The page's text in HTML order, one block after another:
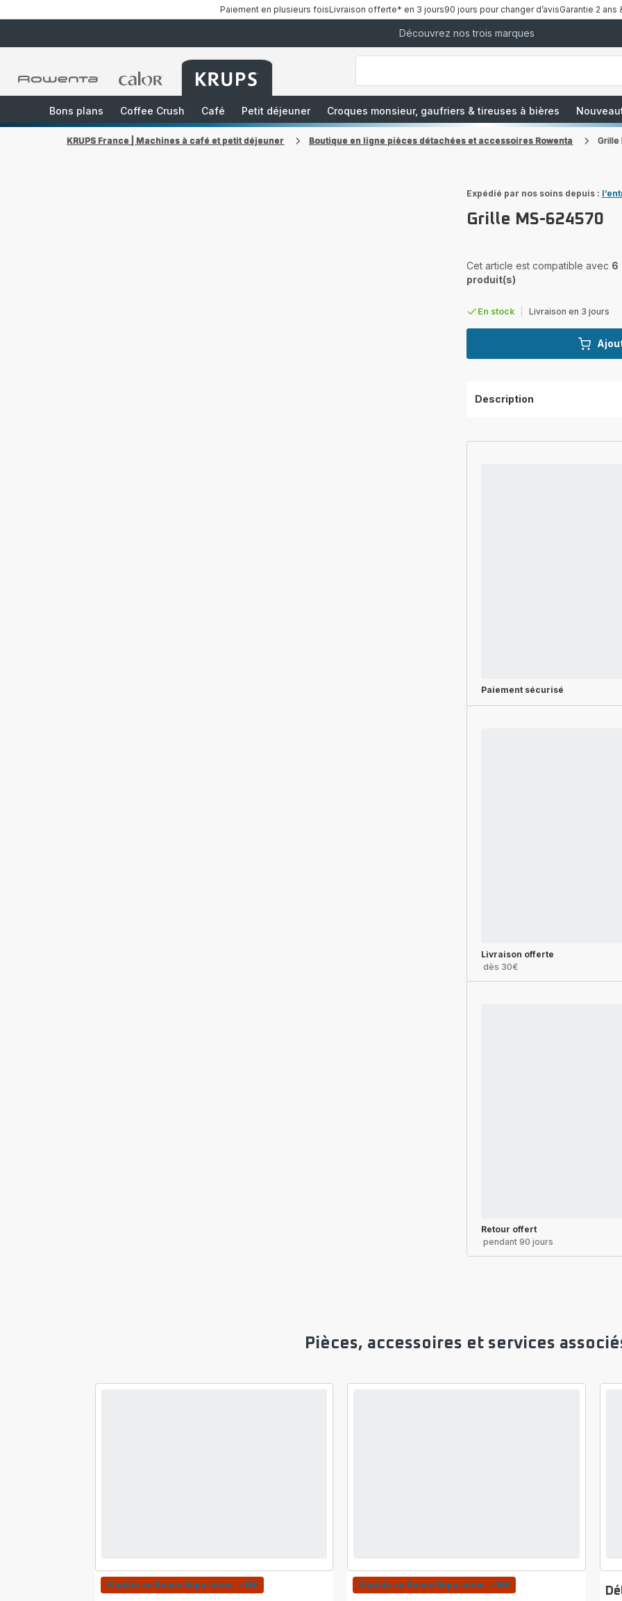
Paiement en plusieurs foisLivraison offerte* en 3 jours90 jours pour changer d’avisGarantie 2 ans
Découvrez nos trois marques
Accueil
Accueil
Accueil
["Que
recherchez-
Café
Grains","Centrales
Vapeurs","Sèche
Bons plans Coffee Crush Café Petit déjeuner Croques monsieur, gaufriers & tireuses à bières
KRUPS France | Machines à café et petit déjeuner Boutique en ligne pièces détachées et accessoires Rowenta
Expédié par nos soins depuis :
Grille MS-624570
Cet article est compatible avec 6
produit(s)
En stock Livraison en 3 jours
Description
Paiement sécurisé
Livraison offerte
dès 30€
Retour offert
pendant 90 jours
Pièces, accessoires et services
Eligible au Bonus Réparation : -15€ Eligible au Bonus Réparation : -15€
Note